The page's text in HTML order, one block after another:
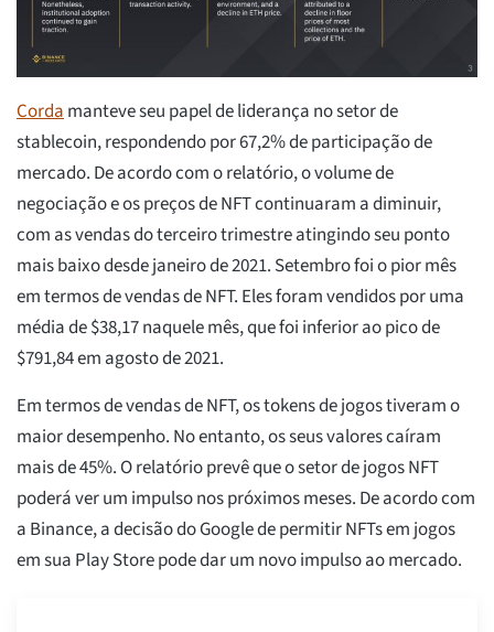
Cordamanteve seu papel de liderança no setor de
stablecoin, respondendo por 67,2% de participação de
mercado. De acordo com o relatório, o volume de
negociação e os preços de NFT continuaram a diminuir,
com as vendas do terceiro trimestre atingindo seu ponto
mais baixo desde janeiro de 2021. Setembro foi o pior mês
em termos de vendas de NFT. Eles foram vendidos por uma
média de $38,17 naquele mês, que foi inferior ao pico de
$791,84 em agosto de 2021.
Em termos de vendas de NFT, os tokens de jogos tiveram o
maior desempenho. No entanto, os seus valores caíram
mais de 45%. O relatório prevê que o setor de jogos NFT
poderá ver um impulso nos próximos meses. De acordo com
a Binance, a decisão do Google de permitir NFTs em jogos
em sua Play Store pode dar um novo impulso ao mercado.